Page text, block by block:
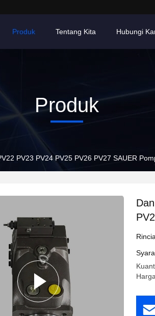
Produk Tentang Kita Hubungi
Produk
PV23 PV24 PV25 PV26 PV27 SAUER